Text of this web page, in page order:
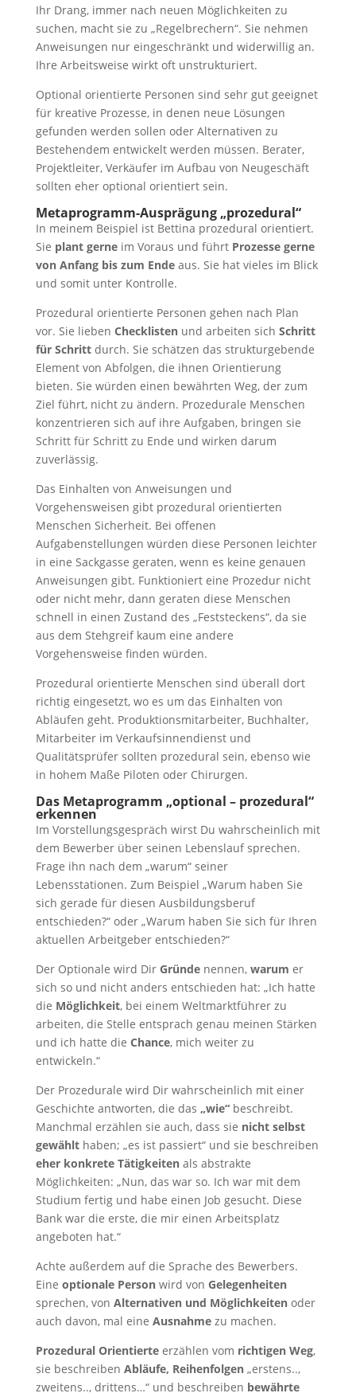
Ihr Drang, immer nach neuen Möglichkeiten zu
suchen, macht sie zu „Regelbrechern“. Sie nehmen
Anweisungen nur eingeschränkt und widerwillig an.
Ihre Arbeitsweise wirkt oft unstrukturiert.
Optional orientierte Personen sind sehr gut geeignet
für kreative Prozesse, in denen neue Lösungen
gefunden werden sollen oder Alternativen zu
Bestehendem entwickelt werden müssen. Berater,
Projektleiter, Verkäufer im Aufbau von Neugeschäft
sollten eher optional orientiert sein.
Metaprogramm-Ausprägung „prozedural“
In meinem Beispiel ist Bettina prozedural orientiert.
Sie plant gerneim Voraus und führt Prozesse gerne
von Anfang bis zum Endeaus. Sie hat vieles im Blick
und somit unter Kontrolle.
Prozedural orientierte Personen gehen nach Plan
vor. Sie lieben Checklistenund arbeiten sich Schritt
für Schrittdurch. Sie schätzen das strukturgebende
Element von Abfolgen, die ihnen Orientierung
bieten. Sie würden einen bewährten Weg, der zum
Ziel führt, nicht zu ändern. Prozedurale Menschen
konzentrieren sich auf ihre Aufgaben, bringen sie
Schritt für Schritt zu Ende und wirken darum
zuverlässig.
Das Einhalten von Anweisungen und
Vorgehensweisen gibt prozedural orientierten
Menschen Sicherheit. Bei offenen
Aufgabenstellungen würden diese Personen leichter
in eine Sackgasse geraten, wenn es keine genauen
Anweisungen gibt. Funktioniert eine Prozedur nicht
oder nicht mehr, dann geraten diese Menschen
schnell in einen Zustand des „Feststeckens“, da sie
aus dem Stehgreif kaum eine andere
Vorgehensweise finden würden.
Prozedural orientierte Menschen sind überall dort
richtig eingesetzt, wo es um das Einhalten von
Abläufen geht. Produktionsmitarbeiter, Buchhalter,
Mitarbeiter im Verkaufsinnendienst und
Qualitätsprüfer sollten prozedural sein, ebenso wie
in hohem Maße Piloten oder Chirurgen.
Das Metaprogramm „optional – prozedural“
erkennen
Im Vorstellungsgespräch wirst Du wahrscheinlich mit
dem Bewerber über seinen Lebenslauf sprechen.
Frage ihn nach dem „warum“ seiner
Lebensstationen. Zum Beispiel „Warum haben Sie
sich gerade für diesen Ausbildungsberuf
entschieden?“ oder „Warum haben Sie sich für Ihren
aktuellen Arbeitgeber entschieden?“
Der Optionale wird Dir Gründenennen, warum er
sich so und nicht anders entschieden hat: „Ich hatte
die Möglichkeit, bei einem Weltmarktführer zu
arbeiten, die Stelle entsprach genau meinen Stärken
und ich hatte die Chance, mich weiter zu
entwickeln.“
Der Prozedurale wird Dir wahrscheinlich mit einer
Geschichte antworten, die das „wie“beschreibt.
Manchmal erzählen sie auch, dass sie nicht selbst
gewählthaben; „es ist passiert“ und sie beschreiben
eher konkrete Tätigkeitenals abstrakte
Möglichkeiten: „Nun, das war so. Ich war mit dem
Studium fertig und habe einen Job gesucht. Diese
Bank war die erste, die mir einen Arbeitsplatz
angeboten hat.“
Achte außerdem auf die Sprache des Bewerbers.
Eine optionale Personwird von Gelegenheiten
sprechen, von Alternativen und Möglichkeitenoder
auch davon, mal eine Ausnahmezu machen.
Prozedural Orientierteerzählen vom richtigen Weg,
sie beschreiben Abläufe, Reihenfolgen„erstens..,
zweitens.., drittens…“ und beschreiben bewährte